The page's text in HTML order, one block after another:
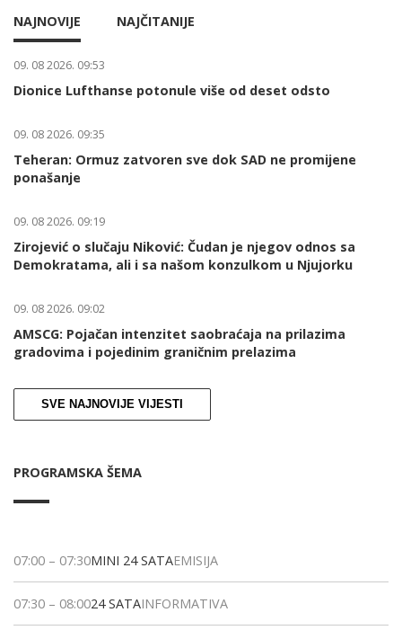
NAJNOVIJE NAJČITANIJE
09. 08 2026. 09:53
Dionice Lufthanse potonule više od deset odsto
09. 08 2026. 09:35
Teheran: Ormuz zatvoren sve dok SAD ne promijene
ponašanje
09. 08 2026. 09:19
Zirojević o slučaju Niković: Čudan je njegov odnos sa
Demokratama, ali i sa našom konzulkom u Njujorku
09. 08 2026. 09:02
AMSCG: Pojačan intenzitet saobraćaja na prilazima
gradovima i pojedinim graničnim prelazima
SVE NAJNOVIJE VIJESTI
PROGRAMSKA ŠEMA
07:00 – 07:30MINI 24 SATAEMISIJA
07:30 – 08:0024 SATAINFORMATIVA